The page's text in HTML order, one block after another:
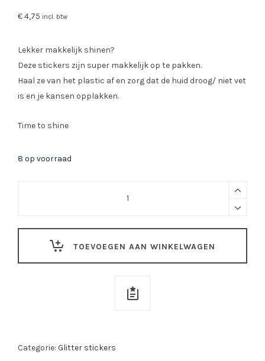
€4,75 incl. btw
Lekker makkelijk shinen?
Deze stickers zijn super makkelijk op te pakken.
Haal ze van het plastic af en zorg dat de huid droog/ niet vet
is en je kansen opplakken.
Time to shine
8 op voorraad
TOEVOEGEN AAN WINKELWAGEN
Categorie: Glitter stickers